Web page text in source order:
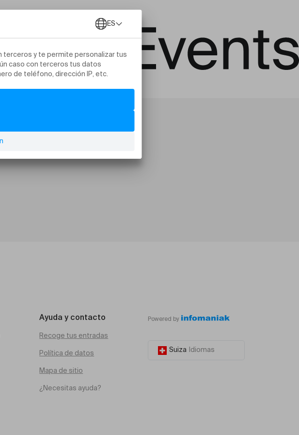
Ayuda y contacto
Recoge tus entradas
Política de datos
Mapa de sitio
¿Necesitas ayuda?
Powered by
Suiza Idiomas